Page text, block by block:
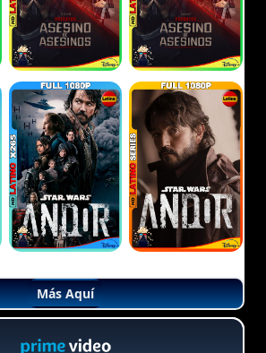
Más Aquí